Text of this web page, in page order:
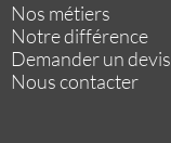
Nos métiers
Notre différence
Demander un devis
Nous contacter